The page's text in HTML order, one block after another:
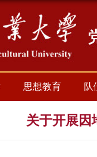
思想教育 队
关于开展因